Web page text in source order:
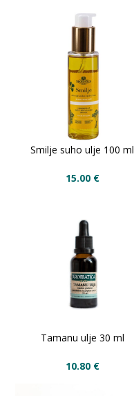
Smilje suho ulje 100 ml
15.00 €
Tamanu ulje 30 ml
10.80 €